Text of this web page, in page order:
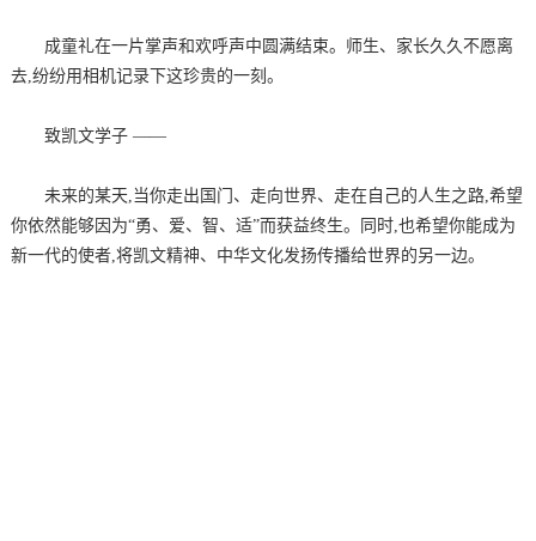
成童礼在一片掌声和欢呼声中圆满结束。师生、家长久久不愿离
去,纷纷用相机记录下这珍贵的一刻。
致凯文学子 ——
未来的某天,当你走出国门、走向世界、走在自己的人生之路,希望
你依然能够因为“勇、爱、智、适”而获益终生。同时,也希望你能成为
新一代的使者,将凯文精神、中华文化发扬传播给世界的另一边。